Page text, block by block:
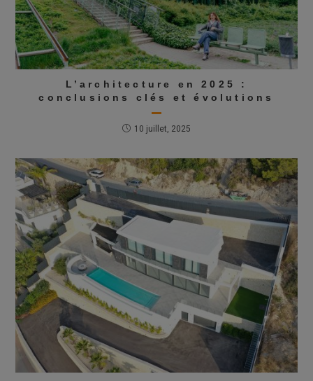
L’architecture en 2025 :
conclusions clés et évolutions
10 juillet, 2025